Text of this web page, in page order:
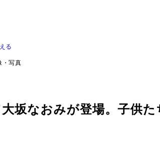
る
・写真
坂なおみが登場。子供た